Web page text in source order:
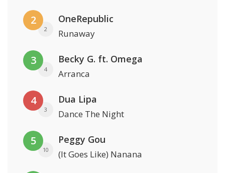
2
2
OneRepublic
Runaway
3
4
Becky G. ft. Omega
Arranca
4
3
Dua Lipa
Dance The Night
5
10
Peggy Gou
(It Goes Like) Nanana